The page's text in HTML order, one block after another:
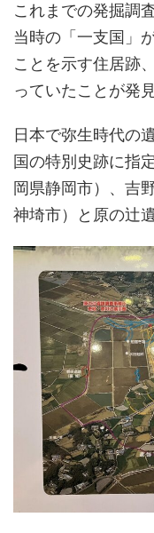
これまでの発掘調
当時の「一支国」
ことを示す住居跡
っていたことが発
日本で弥生時代の
国の特別史跡に指
岡県静岡市）、吉
神埼市）と原の辻